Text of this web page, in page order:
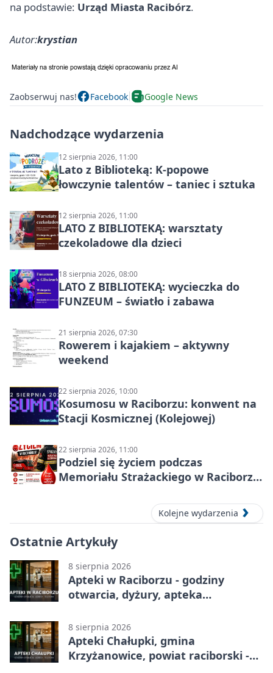
na podstawie: Urząd Miasta Racibórz.
Autor:krystian
Zaobserwuj nas! Facebook Google News
Nadchodzące wydarzenia
12 sierpnia 2026, 11:00
Lato z Biblioteką: K-popowe
łowczynie talentów – taniec i sztuka
12 sierpnia 2026, 11:00
LATO Z BIBLIOTEKĄ: warsztaty
czekoladowe dla dzieci
18 sierpnia 2026, 08:00
LATO Z BIBLIOTEKĄ: wycieczka do
FUNZEUM – światło i zabawa
21 sierpnia 2026, 07:30
Rowerem i kajakiem – aktywny
weekend
22 sierpnia 2026, 10:00
Kosumosu w Raciborzu: konwent na
Stacji Kosmicznej (Kolejowej)
22 sierpnia 2026, 11:00
Podziel się życiem podczas
Memoriału Strażackiego w Raciborzu
Kolejne wydarzenia
Ostatnie Artykuły
8 sierpnia 2026
Apteki w Raciborzu - godziny
otwarcia, dyżury, apteka
8 sierpnia 2026
Apteki Chałupki, gmina
Krzyżanowice, powiat raciborski -